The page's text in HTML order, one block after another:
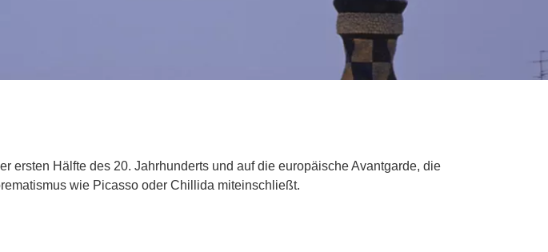
ersten Hälfte des 20. Jahrhunderts und auf die europäische Avantgarde, die
wie Picasso oder Chillida miteinschließt.